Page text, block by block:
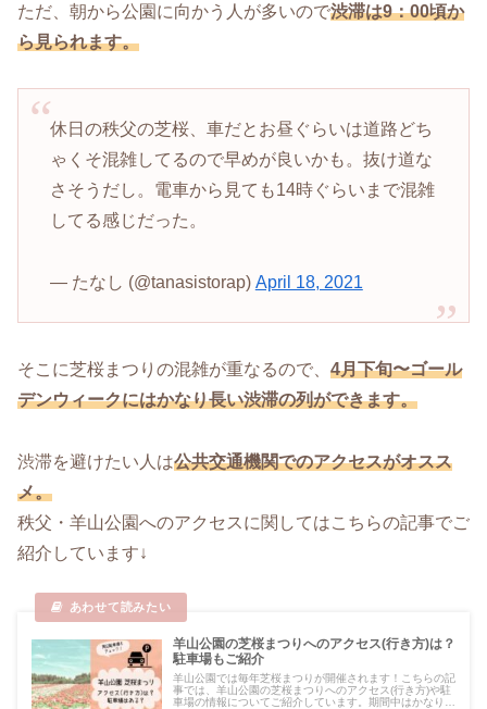
ただ、朝から公園に向かう人が多いので渋滞は9：00頃か
ら見られます。
休日の秩父の芝桜、車だとお昼ぐらいは道路どち
ゃくそ混雑してるので早めが良いかも。抜け道な
さそうだし。電車から見ても14時ぐらいまで混雑
してる感じだった。
— たなし (@tanasistorap) April 18, 2021
そこに芝桜まつりの混雑が重なるので、 4月下旬〜ゴール
デンウィークにはかなり長い渋滞の列ができます。
渋滞を避けたい人は公共交通機関でのアクセスがオスス
メ。
秩父・羊山公園へのアクセスに関してはこちらの記事でご
紹介しています↓
羊山公園の芝桜まつりへのアクセス(行き方)は？
駐車場もご紹介
羊山公園では毎年芝桜まつりが開催されます！こちらの記
事では、羊山公園の芝桜まつりへのアクセス(行き方)や駐
車場の情報についてご紹介しています。期間中はかなり混